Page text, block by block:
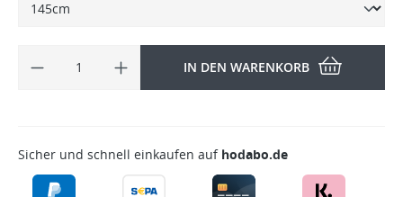
IN DEN WARENKORB
Sicher und schnell einkaufen auf hodabo.de